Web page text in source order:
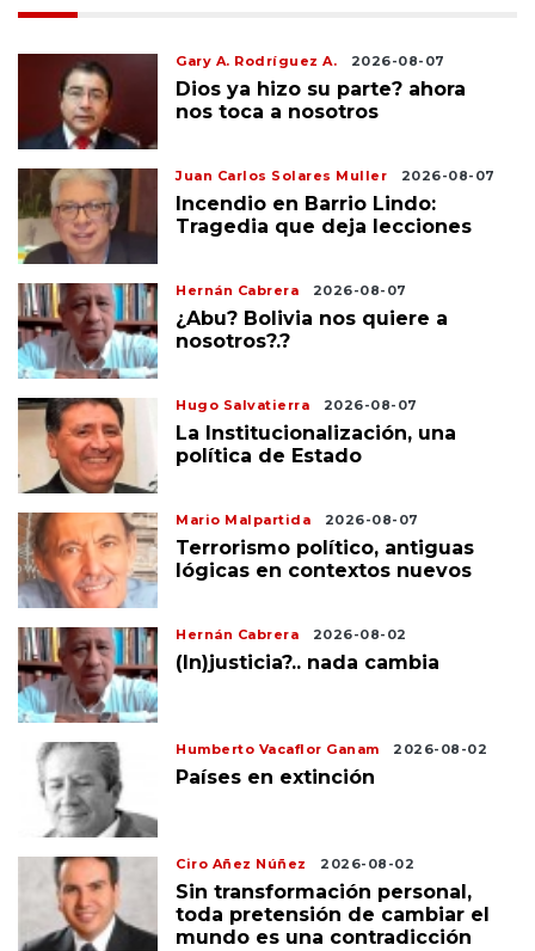
Gary A. Rodríguez A. 2026-08-07
Dios ya hizo su parte? ahora
nos toca a nosotros
Juan Carlos Solares Muller 2026-08-07
Incendio en Barrio Lindo:
Tragedia que deja lecciones
Hernán Cabrera 2026-08-07
¿Abu? Bolivia nos quiere a
nosotros?.?
Hugo Salvatierra 2026-08-07
La Institucionalización, una
política de Estado
Mario Malpartida 2026-08-07
Terrorismo político, antiguas
lógicas en contextos nuevos
Hernán Cabrera 2026-08-02
(In)justicia?.. nada cambia
Humberto Vacaflor Ganam 2026-08-02
Países en extinción
Ciro Añez Núñez 2026-08-02
Sin transformación personal,
toda pretensión de cambiar el
mundo es una contradicción